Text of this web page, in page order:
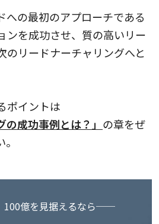
への最初のアプローチである
ンを成功させ、質の高いリー
のリードナーチャリングへと
ポイントは
の成功事例とは？」 の章をぜ
100億を見据えるなら──